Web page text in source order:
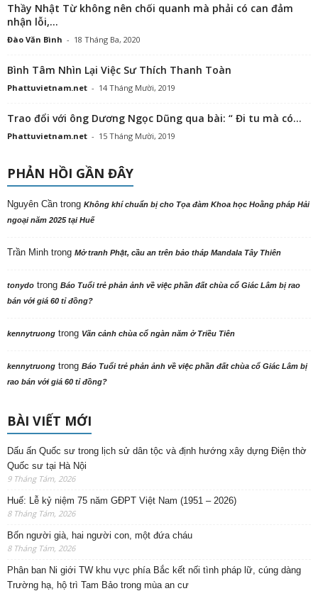
Thầy Nhật Từ không nên chối quanh mà phải có can đảm
nhận lỗi,...
Đào Văn Bình - 18 Tháng Ba, 2020
Bình Tâm Nhìn Lại Việc Sư Thích Thanh Toàn
Phattuvietnam.net - 14 Tháng Mười, 2019
Trao đổi với ông Dương Ngọc Dũng qua bài: “ Đi tu mà có...
Phattuvietnam.net - 15 Tháng Mười, 2019
PHẢN HỒI GẦN ĐÂY
Nguyên Cần trong Không khí chuẩn bị cho Tọa đàm Khoa học Hoằng pháp Hải
ngoại năm 2025 tại Huế
Trần Minh trong Mở tranh Phật, cầu an trên bảo tháp Mandala Tây Thiên
tonydo trong Báo Tuổi trẻ phản ảnh về việc phần đất chùa cổ Giác Lâm bị rao
bán với giá 60 tỉ đồng?
kennytruong trong Vãn cảnh chùa cổ ngàn năm ở Triều Tiên
kennytruong trong Báo Tuổi trẻ phản ảnh về việc phần đất chùa cổ Giác Lâm bị
rao bán với giá 60 tỉ đồng?
BÀI VIẾT MỚI
Dấu ấn Quốc sư trong lịch sử dân tộc và định hướng xây dựng Điện thờ
Quốc sư tại Hà Nội
9 Tháng Tám, 2026
Huế: Lễ kỷ niệm 75 năm GĐPT Việt Nam (1951 – 2026)
8 Tháng Tám, 2026
Bốn người già, hai người con, một đứa cháu
8 Tháng Tám, 2026
Phân ban Ni giới TW khu vực phía Bắc kết nối tình pháp lữ, cúng dàng
Trường hạ, hộ trì Tam Bảo trong mùa an cư